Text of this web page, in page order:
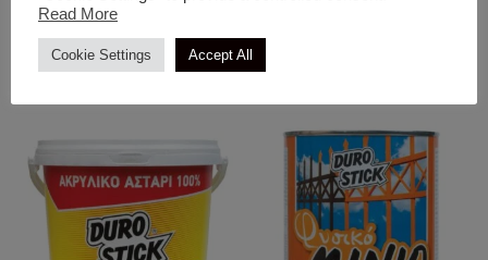
Metal Primer
Read More
Cookie Settings Accept All